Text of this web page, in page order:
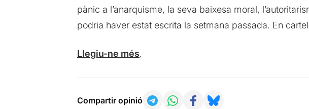
pànic a l’anarquisme, la seva baixesa moral,
podria haver estat escrita la setmana passada. En
Llegiu-ne més.
Compartir opinió